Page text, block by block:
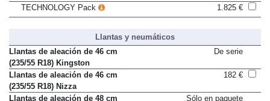
altavoces)
TECHNOLOGY Pack 1.825 €
Llantas y neumáticos
Llantas de aleación de 46 cm
(235/55 R18) Kingston
Llantas de aleación de 46 cm
(235/55 R18) Nizza